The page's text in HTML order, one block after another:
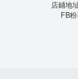
店鋪地
FB